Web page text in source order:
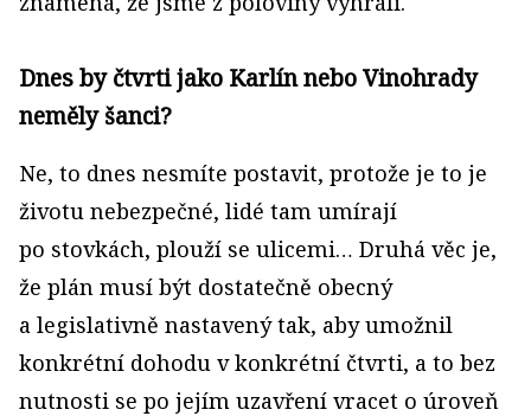
Dnes by čtvrti jako Karlín nebo Vinohrady
neměly šanci?
Ne, to dnes nesmíte postavit, protože je to je
životu nebezpečné, lidé tam umírají
po stovkách, plouží se ulicemi… Druhá věc je,
že plán musí být dostatečně obecný
a legislativně nastavený tak, aby umožnil
konkrétní dohodu v konkrétní čtvrti, a to bez
nutnosti se po jejím uzavření vracet o úroveň